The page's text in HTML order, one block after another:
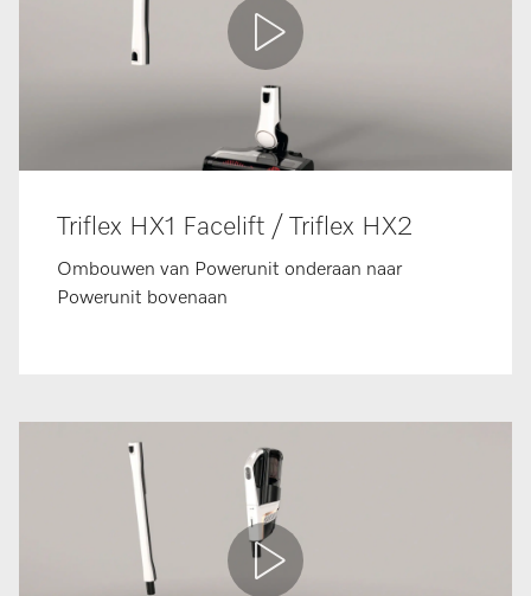
Triflex HX1 Facelift / Triflex HX2
Ombouwen van Powerunit onderaan naar
Powerunit bovenaan